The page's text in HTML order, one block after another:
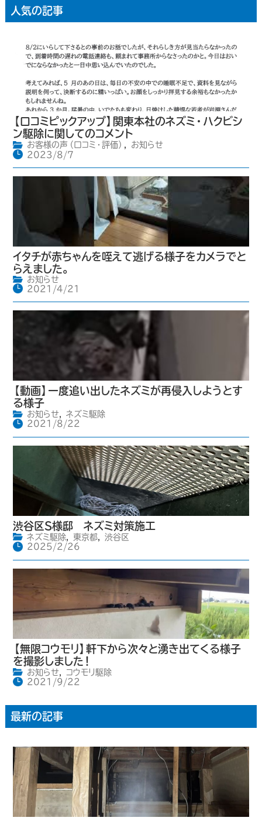
人気の記事
【口コミピックアップ】関東本社のネズミ・ハクビシ
ン駆除に関してのコメント
お客様の声（口コミ・評価） ,
お知らせ
2023/8/7
イタチが赤ちゃんを咥えて逃げる様子をカメラでと
らえました。
お知らせ
2021/4/21
【動画】一度追い出したネズミが再侵入しようとす
る様子
お知らせ,
ネズミ駆除
2021/8/22
渋谷区S様邸 ネズミ対策施工
ネズミ駆除, 東京都,
渋谷区
2025/2/26
【無限コウモリ】軒下から次々と湧き出てくる様子
を撮影しました！
お知らせ,
コウモリ駆除
2021/9/22
最新の記事